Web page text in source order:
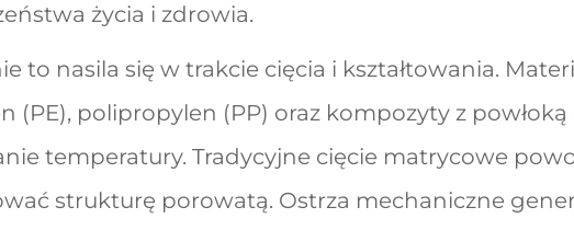
życia i zdrowia.
to nasila się w trakcie cięcia i kształtowania.
(PE), polipropylen (PP) oraz kompozyty z
temperatury. Tradycyjne cięcie matrycowe
strukturę porowatą. Ostrza mechaniczne